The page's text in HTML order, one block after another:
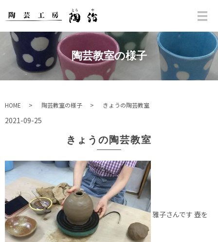
陶芸教室の様子
HOME 陶芸教室の様子 きょうの陶芸教室
2021-09-25
きょうの陶芸教室
雅子さんです 壺を